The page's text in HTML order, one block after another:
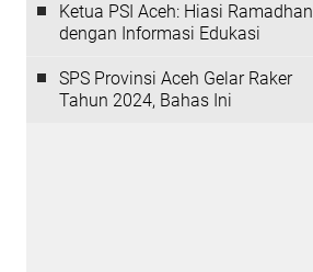
Ketua PSI Aceh: Hiasi Ramadhan
dengan Informasi Edukasi
SPS Provinsi Aceh Gelar Raker
Tahun 2024, Bahas Ini